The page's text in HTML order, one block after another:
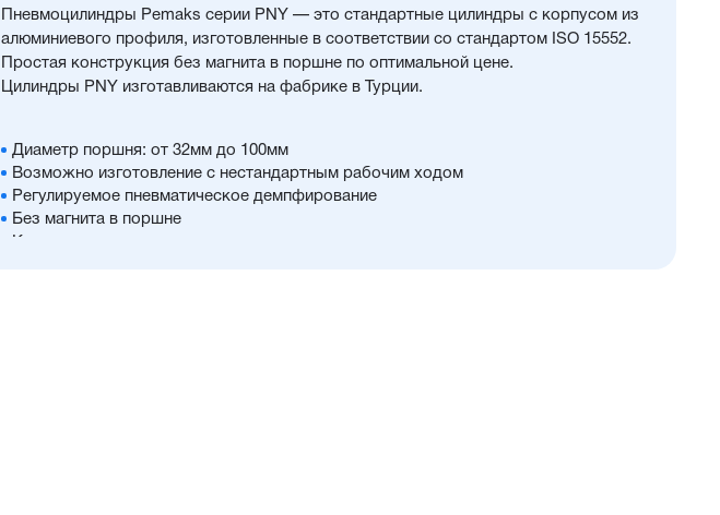
Пневмоцилиндры Pemaks серии PNY — это стандартные цилиндры с корпусом из
алюминиевого профиля, изготовленные в соответствии со стандартом ISO 15552.
Простая конструкция без магнита в поршне по оптимальной цене.
Цилиндры PNY изготавливаются на фабрике в Турции.
Диаметр поршня: от 32мм до 100мм
Возможно изготовление с нестандартным рабочим ходом
Регулируемое пневматическое демпфирование
Без магнита в поршне